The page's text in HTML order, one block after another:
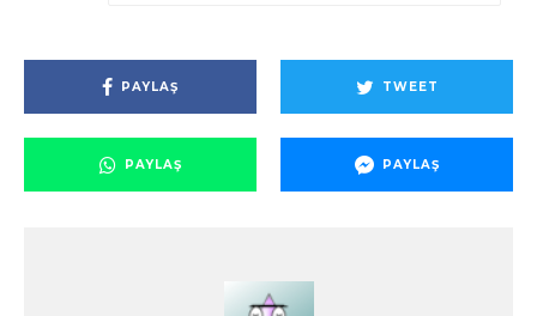
PAYLAŞ TWEET
PAYLAŞ PAYLAŞ